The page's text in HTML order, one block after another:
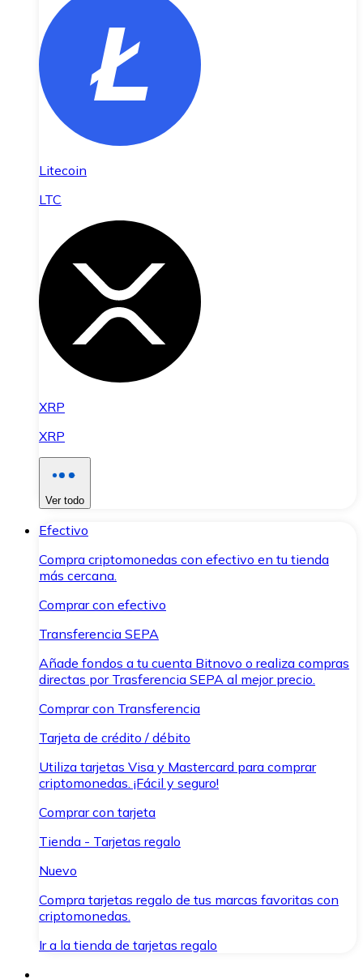
Litecoin
LTC
XRP
XRP
Ver todo
Efectivo
Compra criptomonedas con efectivo en tu tienda
más cercana.
Comprar con efectivo
Transferencia SEPA
Añade fondos a tu cuenta Bitnovo o realiza compras
directas por Trasferencia SEPA al mejor precio.
Comprar con Transferencia
Tarjeta de crédito / débito
Utiliza tarjetas Visa y Mastercard para comprar
criptomonedas. ¡Fácil y seguro!
Comprar con tarjeta
Tienda - Tarjetas regalo
Nuevo
Compra tarjetas regalo de tus marcas favoritas con
criptomonedas.
Ir a la tienda de tarjetas regalo